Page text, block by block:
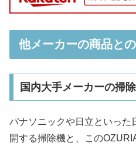
他メーカーの商品と
国内大手メーカーの掃
パナソニックや日立といった
開する掃除機と、この